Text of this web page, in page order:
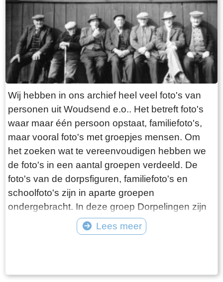
dorpsfiguur was Sibbele Visser, hier op de foto,
met als bijnaam Sibbele mot.
Wij hebben in ons archief heel veel foto's van
personen uit Woudsend e.o.. Het betreft foto's
waar maar één persoon opstaat, familiefoto's,
maar vooral foto's met groepjes mensen. Om
het zoeken wat te vereenvoudigen hebben we
de foto's in een aantal groepen verdeeld. De
foto's van de dorpsfiguren, familiefoto's en
schoolfoto's zijn in aparte groepen
ondergebracht. In deze groep Dorpelingen zijn
de overige foto's opgenomen, waaronder twee
speciale groepen, namelijk de lotelingen en de
kan dit beter met de zoekfunctie die in de
Lees meer